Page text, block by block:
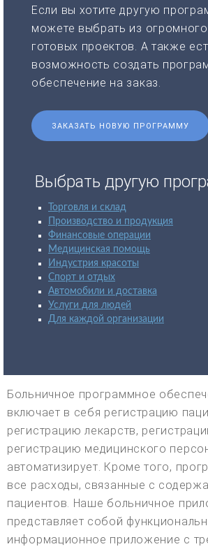
Если вы хотите другую
можете выбрать из огромного
готовых проектов. А также
возможность создать
обеспечение на заказ.
ЗАКАЗАТЬ НОВУЮ ПРОГРАММУ
Выбрать другую
Торговля и склад
Производство и продукция
Финансовые операции
Медицинская помощь
Индустрия красоты
Спорт и отдых
Автомобили и доставка
Услуги для людей
Для каждой организации
Больничное программное
включает в себя регистрацию
регистрацию лекарств,
регистрацию медицинского
автоматизирует. Кроме того,
все расходы, связанные с
пациентов. Наше больничное
представляет собой
информационное приложение с